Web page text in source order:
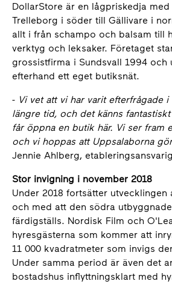
DollarStore är en lågpriskedja
Trelleborg i söder till Gällivare i
allt i från schampo och balsam till
verktyg och leksaker. Företaget
grossistfirma i Sundsvall 1994 och
efterhand ett eget butiksnät.
- Vi vet att vi har varit efterfrågade
längre tid, och det känns
får öppna en butik här. Vi ser fram
och vi hoppas att Uppsalaborna
Jennie Ahlberg,
Stor invigning i november 2018
Under 2018 fortsätter utvecklingen
och med att den södra
färdigställs. Nordisk Film och
hyresgästerna som kommer att
11 000 kvadratmeter som invigs
Under samma period är även det
bostadshus inflyttningsklart med